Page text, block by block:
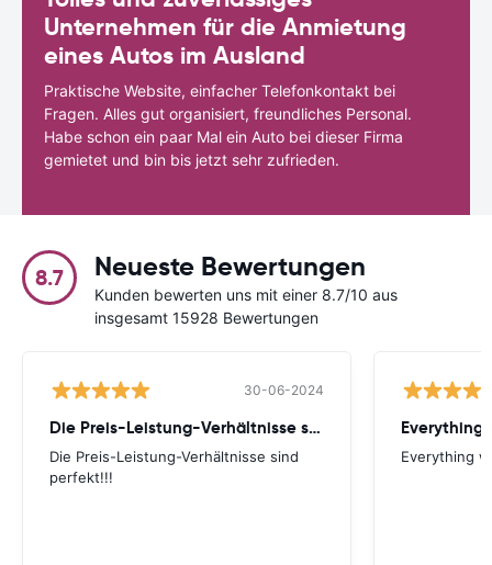
Unternehmen für die Anmietung
eines Autos im Ausland
Praktische Website, einfacher Telefonkontakt bei
Fragen. Alles gut organisiert, freundliches Personal.
Habe schon ein paar Mal ein Auto bei dieser Firma
gemietet und bin bis jetzt sehr zufrieden.
8.7 Neueste Bewertungen
Kunden bewerten uns mit einer 8.7/10 aus
insgesamt 15928 Bewertungen
30-06-2024
Die Preis-Leistung-Verhältnisse sind perfekt!!!
Die Preis-Leistung-Verhältnisse sind
perfekt!!!
Everything
Everything